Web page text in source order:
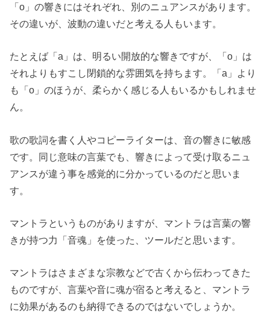
「o」の響きにはそれぞれ、別のニュアンスがあります。
その違いが、波動の違いだと考える人もいます。
たとえば「a」は、明るい開放的な響きですが、「o」は
それよりもすこし閉鎖的な雰囲気を持ちます。「a」より
も「o」のほうが、柔らかく感じる人もいるかもしれませ
ん。
歌の歌詞を書く人やコピーライターは、音の響きに敏感
です。同じ意味の言葉でも、響きによって受け取るニュ
アンスが違う事を感覚的に分かっているのだと思いま
す。
マントラというものがありますが、マントラは言葉の響
きが持つ力「音魂」を使った、ツールだと思います。
マントラはさまざまな宗教などで古くから伝わってきた
ものですが、言葉や音に魂が宿ると考えると、マントラ
に効果があるのも納得できるのではないでしょうか。